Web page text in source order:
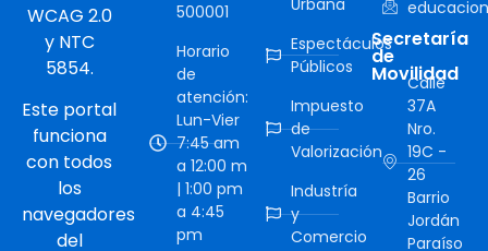
WCAG 2.0
y NTC
5854.
Este portal
funciona
con todos
los
navegadores
del
500001
Horario
de
atención:
Lun-Vier
7:45 am
a 12:00 m
| 1:00 pm
a 4:45
pm
Espectáculos
Públicos
Impuesto
de
Valorización
Industría
y
Comercio
Secretaría
de
Movilidad
Calle
37A
Nro.
19C -
26
Barrio
Jordán
Paraíso